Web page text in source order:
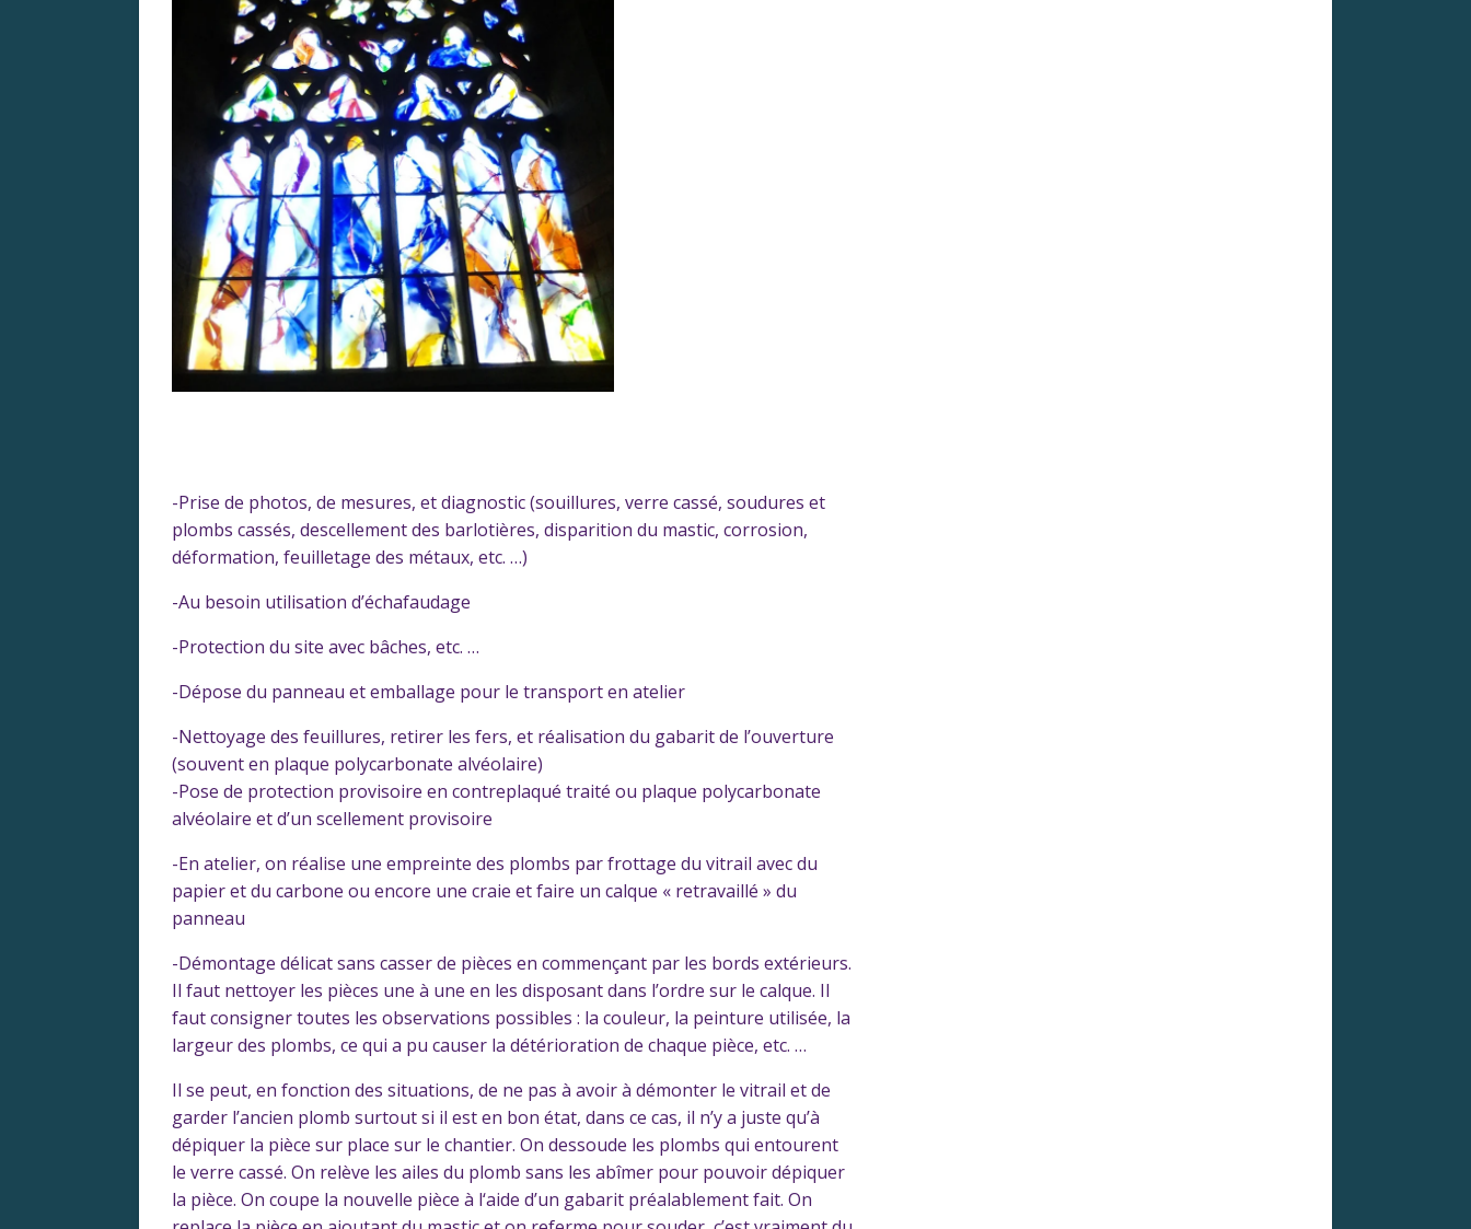
-Prise de photos, de mesures, et diagnostic (souillures, verre cassé, soudures et
plombs cassés, descellement des barlotières, disparition du mastic, corrosion,
déformation, feuilletage des métaux, etc. …)
-Au besoin utilisation d’échafaudage
-Protection du site avec bâches, etc. …
-Dépose du panneau et emballage pour le transport en atelier
-Nettoyage des feuillures, retirer les fers, et réalisation du gabarit de l’ouverture
(souvent en plaque polycarbonate alvéolaire)
-Pose de protection provisoire en contreplaqué traité ou plaque polycarbonate
alvéolaire et d’un scellement provisoire
-En atelier, on réalise une empreinte des plombs par frottage du vitrail avec du
papier et du carbone ou encore une craie et faire un calque « retravaillé » du
panneau
-Démontage délicat sans casser de pièces en commençant par les bords extérieurs.
Il faut nettoyer les pièces une à une en les disposant dans l’ordre sur le calque. Il
faut consigner toutes les observations possibles : la couleur, la peinture utilisée, la
largeur des plombs, ce qui a pu causer la détérioration de chaque pièce, etc. …
Il se peut, en fonction des situations, de ne pas à avoir à démonter le vitrail et de
garder l’ancien plomb surtout si il est en bon état, dans ce cas, il n’y a juste qu’à
dépiquer la pièce sur place sur le chantier. On dessoude les plombs qui entourent
le verre cassé. On relève les ailes du plomb sans les abîmer pour pouvoir dépiquer
la pièce. On coupe la nouvelle pièce à l‘aide d’un gabarit préalablement fait. On